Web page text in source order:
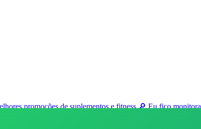
promoções de suplementos e fitness 🔎 Eu fico
7 dias. 🖼️ As imagens são enviadas em modo preview,